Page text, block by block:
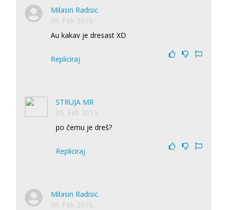
Milasin Radisic
05. Feb 2015.
Au kakav je dresast XD
Repliciraj
STRUJA MR
05. Feb 2015.
po čemu je dreš?
Repliciraj
Milasin Radisic
05. Feb 2015.